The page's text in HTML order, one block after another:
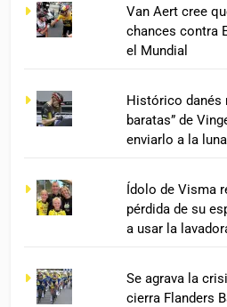
Van Aert cree
chances contra
el Mundial
Histórico danés
baratas” de
enviarlo a la
Ídolo de Visma
pérdida de su
a usar la
Se agrava la
cierra Flanders